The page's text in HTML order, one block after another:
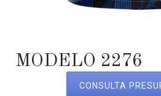
MODELO 2276
CONSULTA